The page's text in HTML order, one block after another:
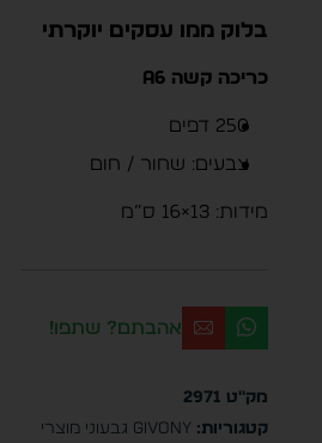
בלוק ממו עסקים יוקרתי
כריכה קשה A6
250 דפים
צבעים: שחור / חום
מידות: 13×16 ס”מ
אהבתם? שתפו!
מק"ט 2971
קטגוריות:
Givony גבעוני מוצרי